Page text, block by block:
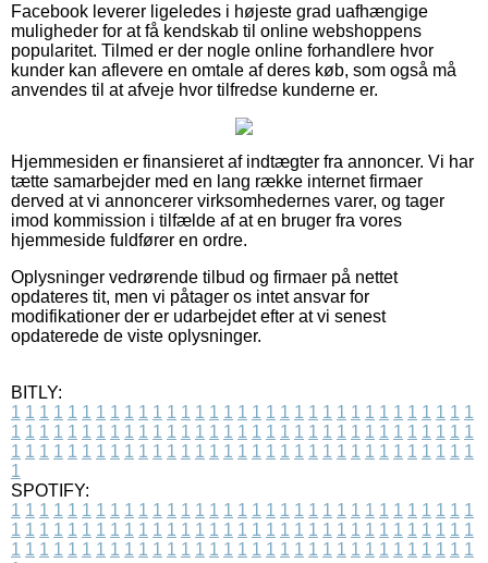
Facebook leverer ligeledes i højeste grad uafhængige
muligheder for at få kendskab til online webshoppens
popularitet. Tilmed er der nogle online forhandlere hvor
kunder kan aflevere en omtale af deres køb, som også må
anvendes til at afveje hvor tilfredse kunderne er.
Hjemmesiden er finansieret af indtægter fra annoncer. Vi har
tætte samarbejder med en lang række internet firmaer
derved at vi annoncerer virksomhedernes varer, og tager
imod kommission i tilfælde af at en bruger fra vores
hjemmeside fuldfører en ordre.
Oplysninger vedrørende tilbud og firmaer på nettet
opdateres tit, men vi påtager os intet ansvar for
modifikationer der er udarbejdet efter at vi senest
opdaterede de viste oplysninger.
BITLY:
1 1 1 1 1 1 1 1 1 1 1 1 1 1 1 1 1 1 1 1 1 1 1 1 1 1 1 1 1 1 1 1 1
1 1 1 1 1 1 1 1 1 1 1 1 1 1 1 1 1 1 1 1 1 1 1 1 1 1 1 1 1 1 1 1 1
1 1 1 1 1 1 1 1 1 1 1 1 1 1 1 1 1 1 1 1 1 1 1 1 1 1 1 1 1 1 1 1 1
1
SPOTIFY:
1 1 1 1 1 1 1 1 1 1 1 1 1 1 1 1 1 1 1 1 1 1 1 1 1 1 1 1 1 1 1 1 1
1 1 1 1 1 1 1 1 1 1 1 1 1 1 1 1 1 1 1 1 1 1 1 1 1 1 1 1 1 1 1 1 1
1 1 1 1 1 1 1 1 1 1 1 1 1 1 1 1 1 1 1 1 1 1 1 1 1 1 1 1 1 1 1 1 1